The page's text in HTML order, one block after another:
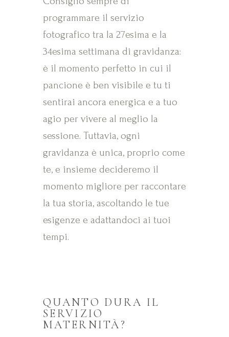
programmare il servizio
fotografico tra la 27esima e la
34esima settimana di gravidanza:
è il momento perfetto in cui il
pancione è ben visibile e tu ti
sentirai ancora energica e a tuo
agio per vivere al meglio la
sessione. Tuttavia, ogni
gravidanza è unica, proprio come
te, e insieme decideremo il
momento migliore per raccontare
la tua storia, ascoltando le tue
esigenze e adattandoci ai tuoi
tempi.
QUANTO DURA IL
SERVIZIO
MATERNITÀ?